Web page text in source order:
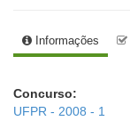
Informações
Concurso:
UFPR - 2008 - 1